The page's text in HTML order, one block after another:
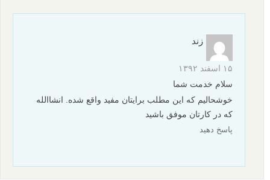
زند
۱۵ اسفند ۱۳۹۲
سلام خدمت شما
خوشحالیم که این مطلب برایتان مفید واقع شده. انشاالله
که در کارتان موفق باشید
پاسخ دهید